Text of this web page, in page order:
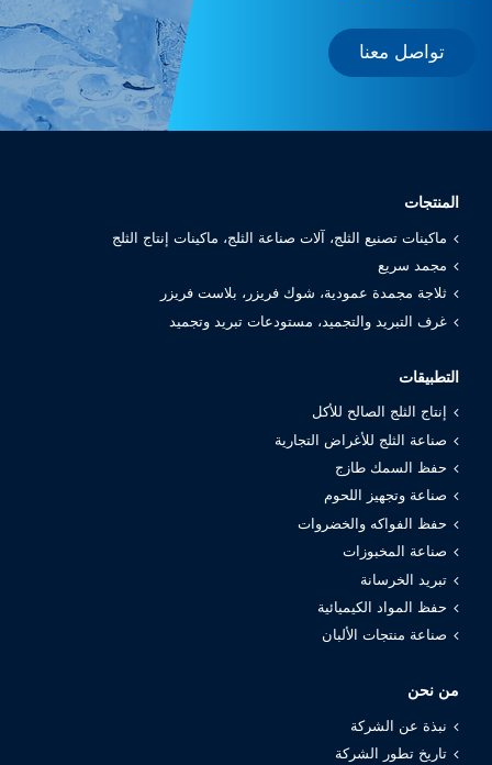
تواصل معنا
المنتجات
ماكينات تصنيع الثلج، آلات صناعة الثلج، ماكينات إنتاج الثلج
مجمد سريع
ثلاجة مجمدة عمودية، شوك فريزر، بلاست فريزر
غرف التبريد والتجميد، مستودعات تبريد وتجميد
التطبيقات
إنتاج الثلج الصالح للأكل
صناعة الثلج للأغراض التجارية
حفظ السمك طازج
صناعة وتجهيز اللحوم
حفظ الفواكه والخضروات
صناعة المخبوزات
تبريد الخرسانة
حفظ المواد الكيميائية
صناعة منتجات الألبان
من نحن
نبذة عن الشركة
تاريخ تطور الشركة